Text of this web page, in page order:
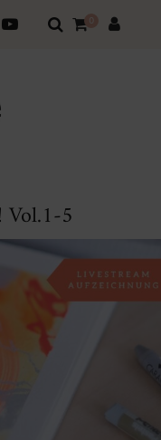
0
Vol.1-5